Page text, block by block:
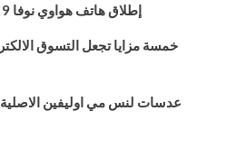
إطلاق هاتف هواوي نوفا 9 بمميزات رائعة
خمسة مزايا تجعل التسوق
عدسات لنس مي اوليفين الاصلية